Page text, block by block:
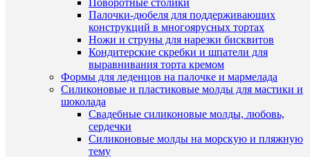
Поворотные столики
Палочки-дюбеля для поддерживающих
конструкций в многоярусных тортах
Ножи и струны для нарезки бисквитов
Кондитерские скребки и шпатели для
выравнивания торта кремом
Формы для леденцов на палочке и мармелада
Силиконовые и пластиковые молды для мастики и
шоколада
Свадебные силиконовые молды, любовь,
сердечки
Силиконовые молды на морскую и пляжную
тему
корзину
Купить
клик
В
(7453)